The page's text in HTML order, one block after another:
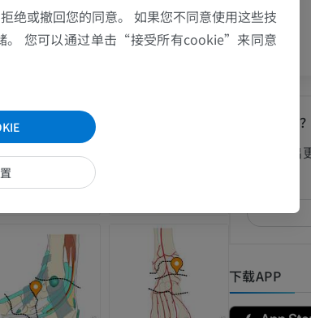
发现错误？
欢迎提
下载APP
绝或撤回您的同意。 如果您不同意使用这些技
。 您可以通过单击“接受所有cookie”来同意